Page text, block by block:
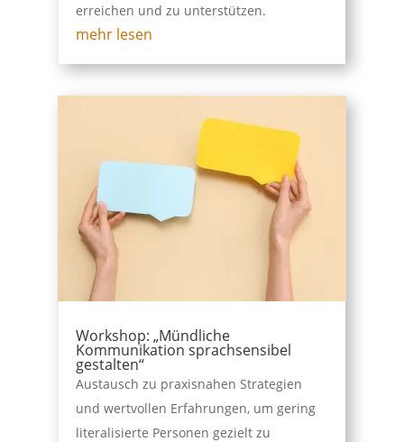
erreichen und zu unterstützen.
mehr lesen
Workshop: „Mündliche
Kommunikation sprachsensibel
gestalten“
Austausch zu praxisnahen Strategien
und wertvollen Erfahrungen, um gering
literalisierte Personen gezielt zu